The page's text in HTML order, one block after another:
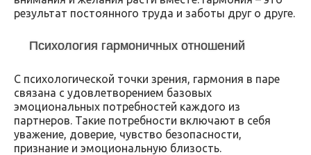
результат постоянного труда и заботы друг о друге.
Психология гармоничных отношений
С психологической точки зрения, гармония в паре
связана с удовлетворением базовых
эмоциональных потребностей каждого из
партнеров. Такие потребности включают в себя
уважение, доверие, чувство безопасности,
признание и эмоциональную близость.